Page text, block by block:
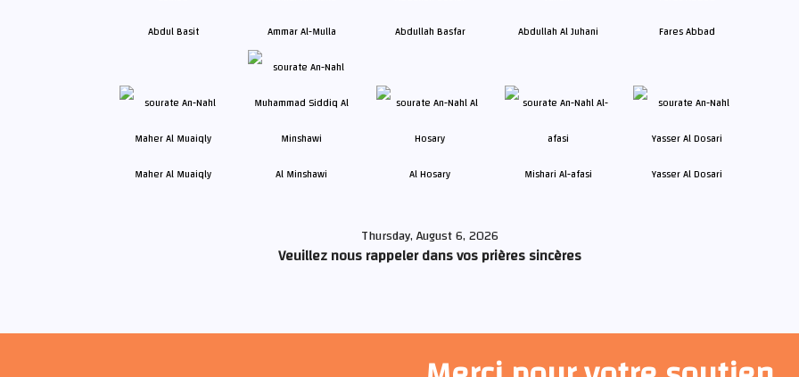
Abdul Basit Ammar Al-Mulla Abdullah Basfar Abdullah Al Juhani Fares Abbad
Maher Al Muaiqly Al Minshawi Al Hosary Mishari Al-afasi Yasser Al Dosari
Thursday, August 6, 2026
Veuillez nous rappeler dans vos prières sincères